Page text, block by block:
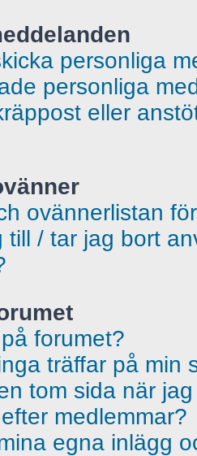
personliga
personliga
eller
ovännerlistan
till / tar jag bort
forumet?
träffar på min
tom sida när
medlemmar?
egna inlägg